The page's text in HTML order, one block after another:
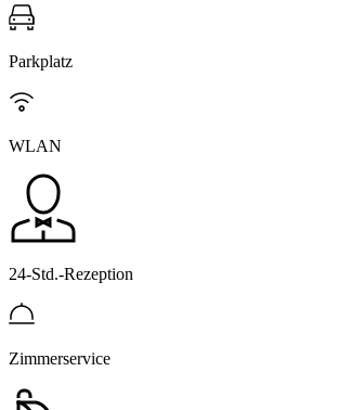
Parkplatz
WLAN
24-Std.-Rezeption
Zimmerservice